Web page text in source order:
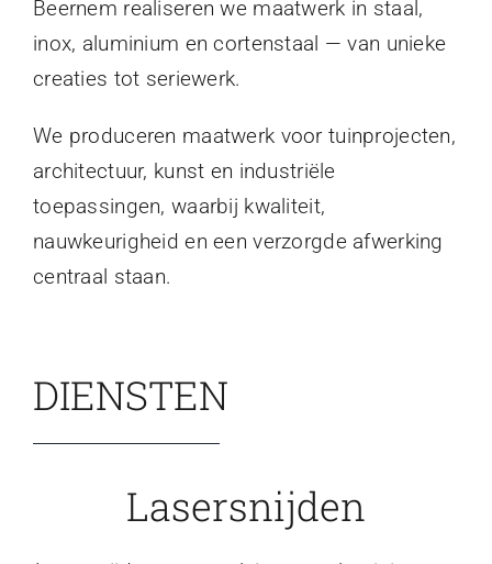
Beernem realiseren we maatwerk in staal,
inox, aluminium en cortenstaal — van unieke
creaties tot seriewerk.
We produceren maatwerk voor tuinprojecten,
architectuur, kunst en industriële
toepassingen, waarbij kwaliteit,
nauwkeurigheid en een verzorgde afwerking
centraal staan.
DIENSTEN
Lasersnijden